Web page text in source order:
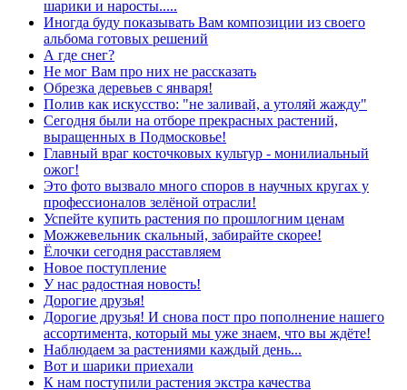
шарики и наросты.....
Иногда буду показывать Вам композиции из своего
альбома готовых решений
А где снег?
Не мог Вам про них не рассказать
Обрезка деревьев с января!
Полив как искусство: "не заливай, а утоляй жажду"
Сегодня были на отборе прекрасных растений,
выращенных в Подмосковье!
Главный враг косточковых культур - монилиальный
ожог!
Это фото вызвало много споров в научных кругах у
профессионалов зелёной отрасли!
Успейте купить растения по прошлогним ценам
Можжевельник скальный, забирайте скорее!
Ёлочки сегодня расставляем
Новое поступление
У нас радостная новость!
Дорогие друзья!
Дорогие друзья! И снова пост про пополнение нашего
ассортимента, который мы уже знаем, что вы ждёте!
Наблюдаем за растениями каждый день...
Вот и шарики приехали
К нам поступили растения экстра качества